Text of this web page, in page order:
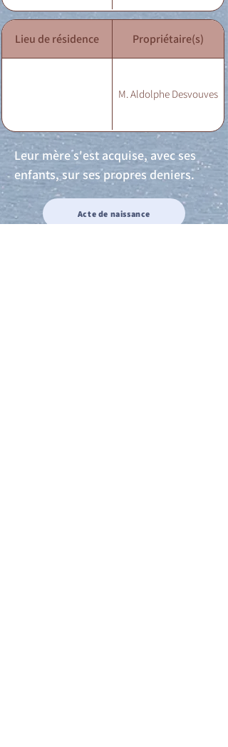
Lieu de résidence Propriétaire(s)
M. Aldolphe Desvouves
Leur mère s'est acquise, avec ses
enfants, sur ses propres deniers.
Acte de naissance